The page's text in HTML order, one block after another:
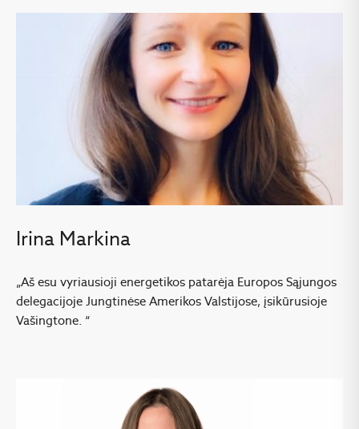
Irina Markina
„Aš esu vyriausioji energetikos patarėja Europos Sąjungos
delegacijoje Jungtinėse Amerikos Valstijose, įsikūrusioje
Vašingtone. “